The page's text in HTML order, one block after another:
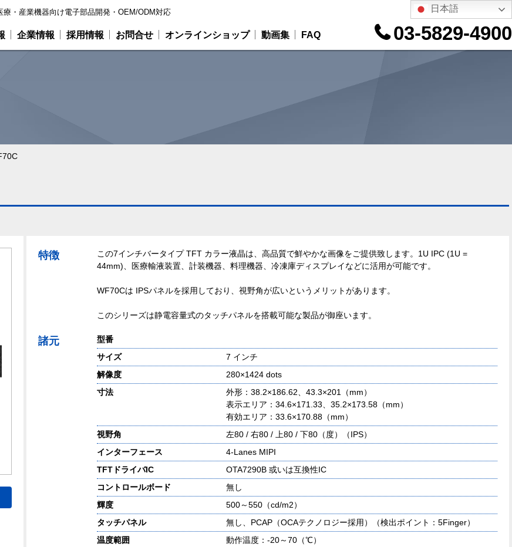
・産業機器向け電子部品開発・OEM/ODM対応
企業情報 採用情報 お問合せ オンラインショップ 動画集 FAQ
日本語
03-5829-4900
特徴
この7インチバータイプ TFT カラー液晶は、高品質で鮮やかな画像をご提供致します。1U IPC (1U =
44mm)、医療輸液装置、計装機器、料理機器、冷凍庫ディスプレイなどに活用が可能です。
WF70Cは IPSパネルを採用しており、視野角が広いというメリットがあります。
このシリーズは静電容量式のタッチパネルを搭載可能な製品が御座います。
諸元
型番
サイズ
7 インチ
解像度
280×1424 dots
寸法
外形：38.2×186.62、43.3×201（mm）
表示エリア：34.6×171.33、35.2×173.58（mm）
有効エリア：33.6×170.88（mm）
視野角
左80 / 右80 / 上80 / 下80（度）（IPS）
インターフェース
4-Lanes MIPI
TFTドライバIC
OTA7290B 或いは互換性IC
コントロールボード
無し
輝度
500～550（cd/m2）
タッチパネル
無し、PCAP（OCAテクノロジー採用）（検出ポイント：5Finger）
温度範囲
動作温度：-20～70（℃）